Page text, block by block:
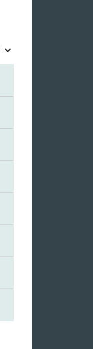
keyboard_arrow_down